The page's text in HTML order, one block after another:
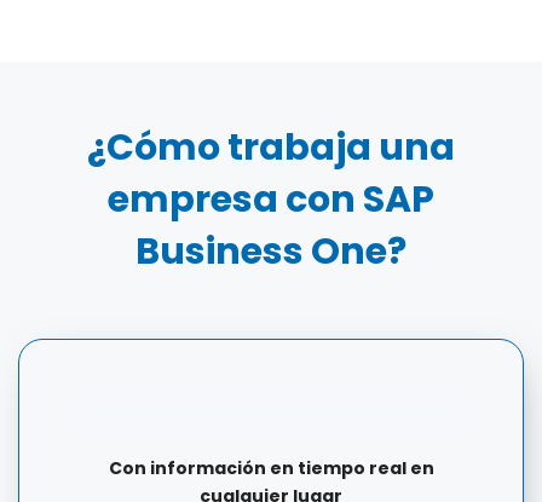
¿Cómo trabaja una
empresa con SAP
Business One?
Con información en tiempo real en
cualquier lugar